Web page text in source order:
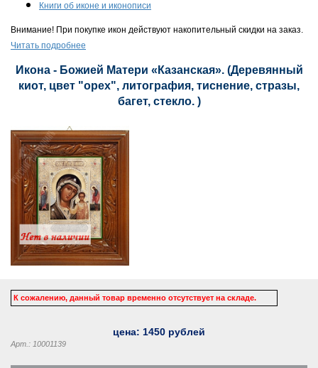
Книги об иконе и иконописи
Внимание! При покупке икон действуют накопительный скидки на заказ.
Читать подробнее
Икона - Божией Матери «Казанская». (Деревянный
киот, цвет "орех", литография, тиснение, стразы,
багет, стекло. )
К сожалению, данный товар временно отсутствует на складе.
цена: 1450 рублей
Арт.: 10001139